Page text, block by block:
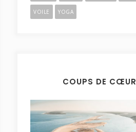
VOILE YOGA
COUPS DE CŒUR